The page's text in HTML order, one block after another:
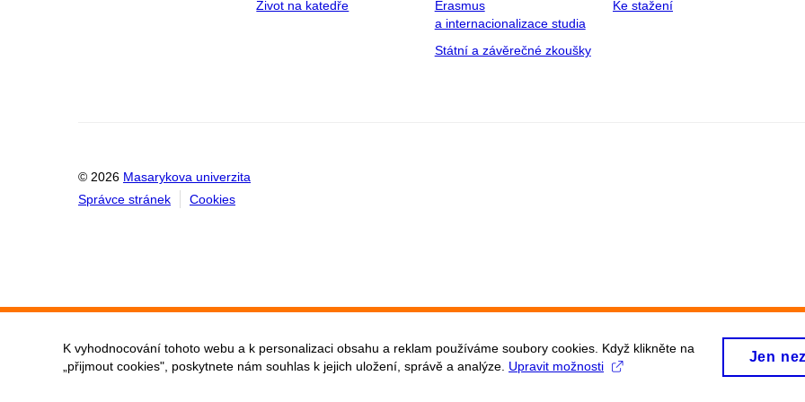
Život na katedře
Erasmus
a internacionalizace studia
Státní a závěrečné zkoušky
Ke stažení
© 2026 Masarykova univerzita
Správce stránek
Cookies
K vyhodnocování tohoto webu a k personalizaci obsahu a reklam používáme soubory cookies. Když klikněte na
„přijmout cookies", poskytnete nám souhlas k jejich uložení, správě a analýze. Upravit možnosti
Jen